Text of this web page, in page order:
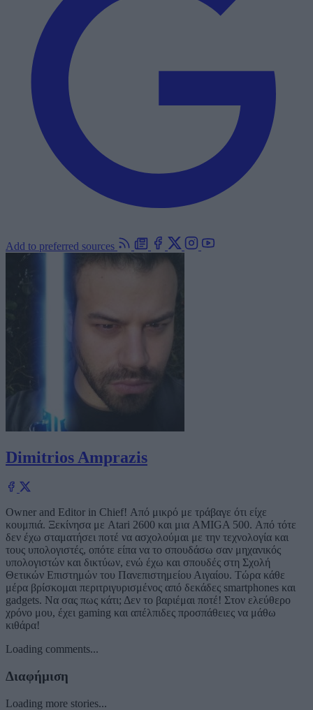
Add to preferred sources
Dimitrios Amprazis
Owner and Editor in Chief! Από μικρό με τράβαγε ότι είχε
κουμπιά. Ξεκίνησα με Atari 2600 και μια AMIGA 500. Από τότε
δεν έχω σταματήσει ποτέ να ασχολούμαι με την τεχνολογία και
τους υπολογιστές, οπότε είπα να το σπουδάσω σαν μηχανικός
υπολογιστών και δικτύων, ενώ έχω και σπουδές στη Σχολή
Θετικών Επιστημών του Πανεπιστημείου Αιγαίου. Τώρα κάθε
μέρα βρίσκομαι περιτριγυρισμένος από δεκάδες smartphones και
gadgets. Να σας πως κάτι; Δεν το βαριέμαι ποτέ! Στον ελεύθερο
χρόνο μου, έχει gaming και απέλπιδες προσπάθειες να μάθω
κιθάρα!
Loading comments...
Διαφήμιση
Loading more stories...